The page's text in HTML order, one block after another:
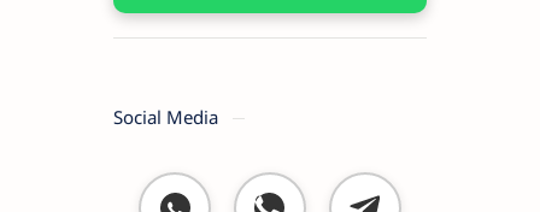
Social Media